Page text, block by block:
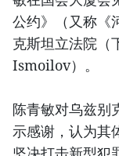
公约》（又称《
克斯坦立法院
Ismoilov）。
陈青敏对乌兹别
示感谢，认为其